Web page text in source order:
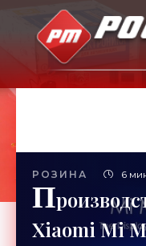
РОЗИНА 6
П
Xiaomi Mi